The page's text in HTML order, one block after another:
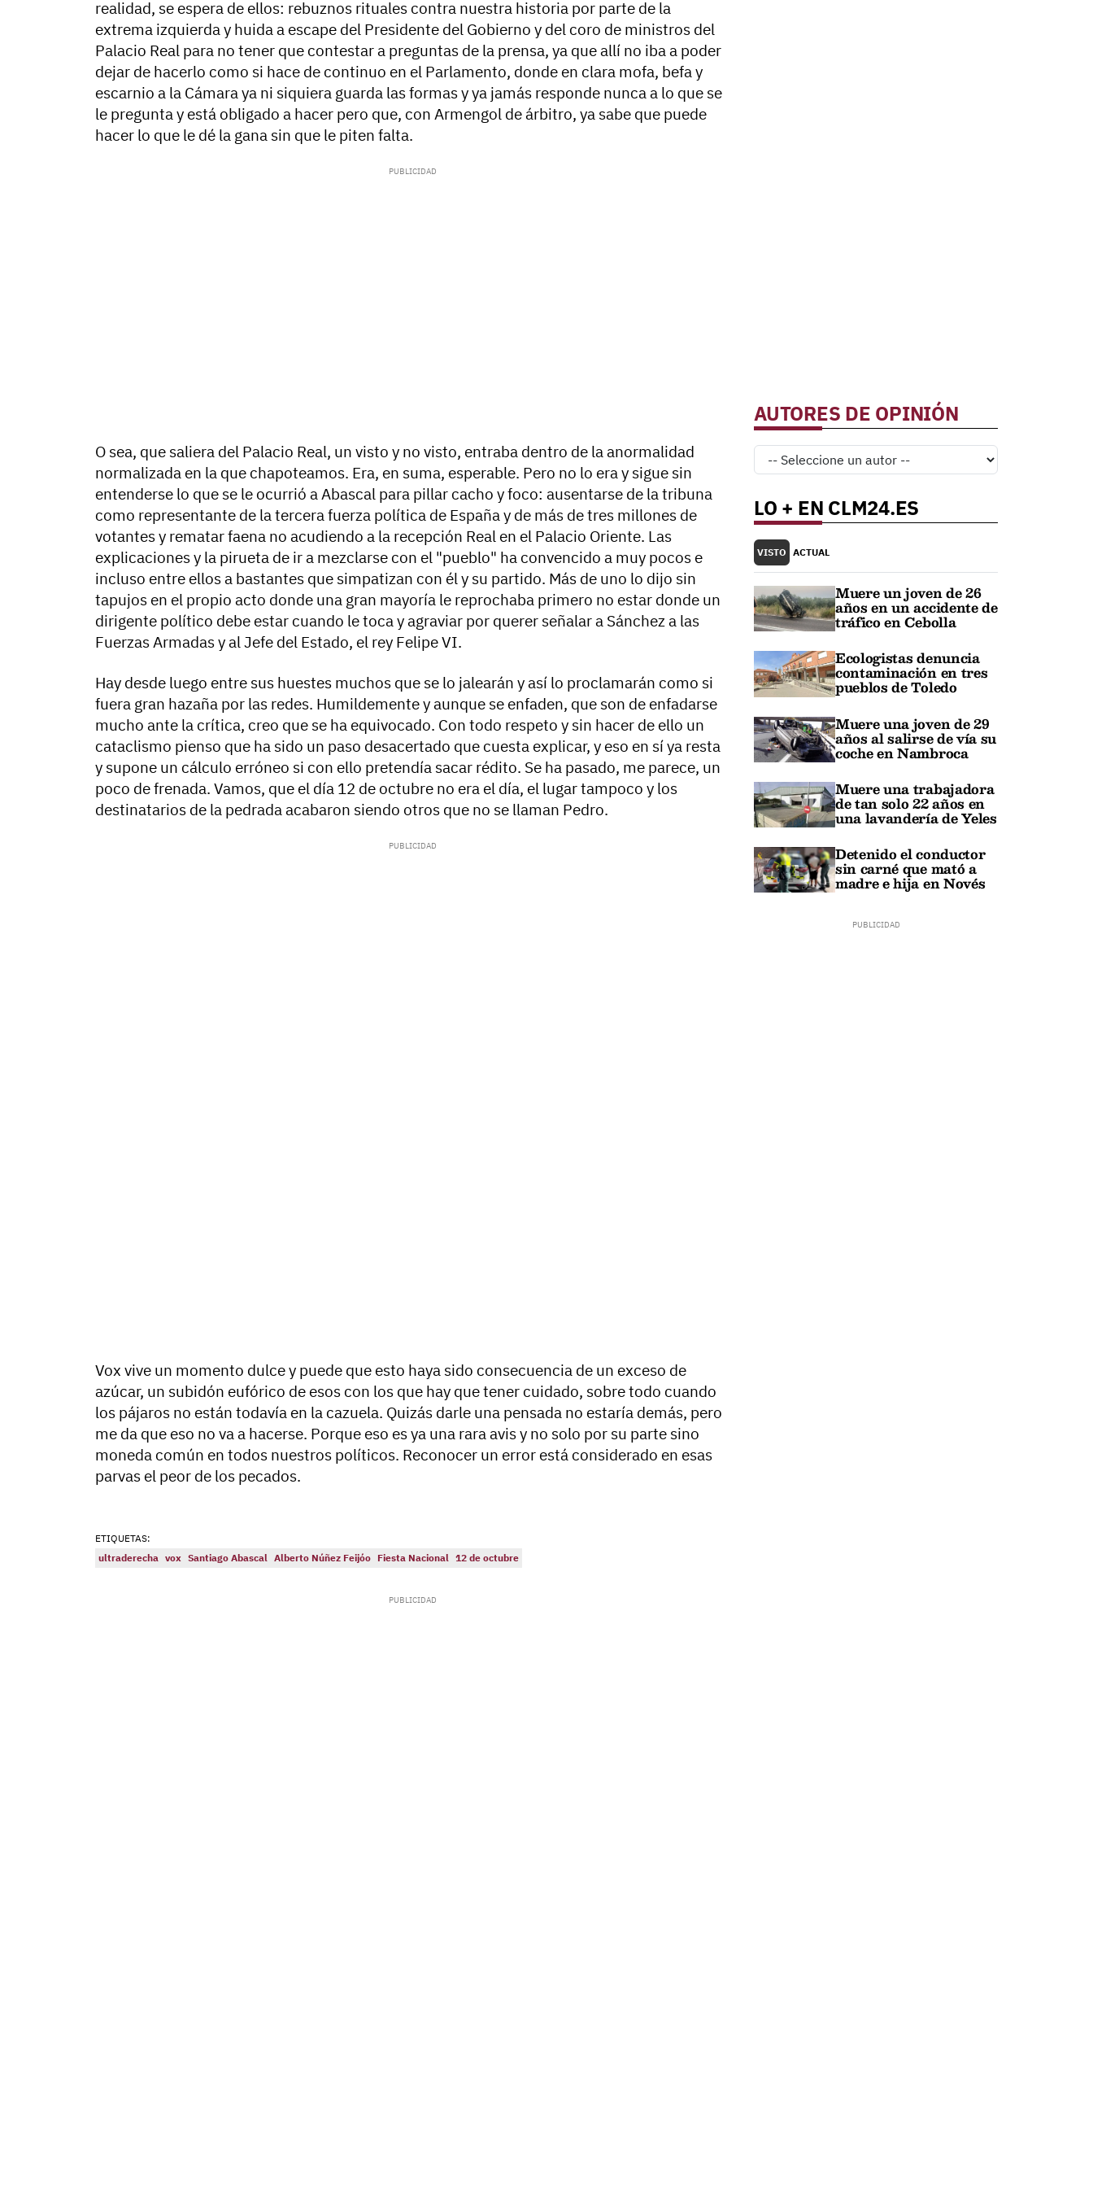
realidad, se espera de ellos: rebuznos rituales contra nuestra historia por parte de la
extrema izquierda y huida a escape del Presidente del Gobierno y del coro de ministros del
Palacio Real para no tener que contestar a preguntas de la prensa, ya que allí no iba a poder
dejar de hacerlo como si hace de continuo en el Parlamento, donde en clara mofa, befa y
escarnio a la Cámara ya ni siquiera guarda las formas y ya jamás responde nunca a lo que se
le pregunta y está obligado a hacer pero que, con Armengol de árbitro, ya sabe que puede
hacer lo que le dé la gana sin que le piten falta.
O sea, que saliera del Palacio Real, un visto y no visto, entraba dentro de la anormalidad
normalizada en la que chapoteamos. Era, en suma, esperable. Pero no lo era y sigue sin
entenderse lo que se le ocurrió a Abascal para pillar cacho y foco: ausentarse de la tribuna
como representante de la tercera fuerza política de España y de más de tres millones de
votantes y rematar faena no acudiendo a la recepción Real en el Palacio Oriente. Las
explicaciones y la pirueta de ir a mezclarse con el "pueblo" ha convencido a muy pocos e
incluso entre ellos a bastantes que simpatizan con él y su partido. Más de uno lo dijo sin
tapujos en el propio acto donde una gran mayoría le reprochaba primero no estar donde un
dirigente político debe estar cuando le toca y agraviar por querer señalar a Sánchez a las
Fuerzas Armadas y al Jefe del Estado, el rey Felipe VI.
Hay desde luego entre sus huestes muchos que se lo jalearán y así lo proclamarán como si
fuera gran hazaña por las redes. Humildemente y aunque se enfaden, que son de enfadarse
mucho ante la crítica, creo que se ha equivocado. Con todo respeto y sin hacer de ello un
cataclismo pienso que ha sido un paso desacertado que cuesta explicar, y eso en sí ya resta
y supone un cálculo erróneo si con ello pretendía sacar rédito. Se ha pasado, me parece, un
poco de frenada. Vamos, que el día 12 de octubre no era el día, el lugar tampoco y los
destinatarios de la pedrada acabaron siendo otros que no se llaman Pedro.
Vox vive un momento dulce y puede que esto haya sido consecuencia de un exceso de
azúcar, un subidón eufórico de esos con los que hay que tener cuidado, sobre todo cuando
los pájaros no están todavía en la cazuela. Quizás darle una pensada no estaría demás, pero
me da que eso no va a hacerse. Porque eso es ya una rara avis y no solo por su parte sino
moneda común en todos nuestros políticos. Reconocer un error está considerado en esas
parvas el peor de los pecados.
ETIQUETAS:
ultraderecha vox Santiago Abascal Alberto Núñez Feijóo Fiesta Nacional 12 de octubre
AUTORES DE OPINIÓN
LO + EN CLM24.ES
VISTO ACTUAL
Muere un joven de 26
años en un accidente de
tráfico en Cebolla
Ecologistas denuncia
contaminación en tres
pueblos de Toledo
Muere una joven de 29
años al salirse de vía su
coche en Nambroca
Muere una trabajadora
de tan solo 22 años en
una lavandería de Yeles
Detenido el conductor
sin carné que mató a
madre e hija en Novés